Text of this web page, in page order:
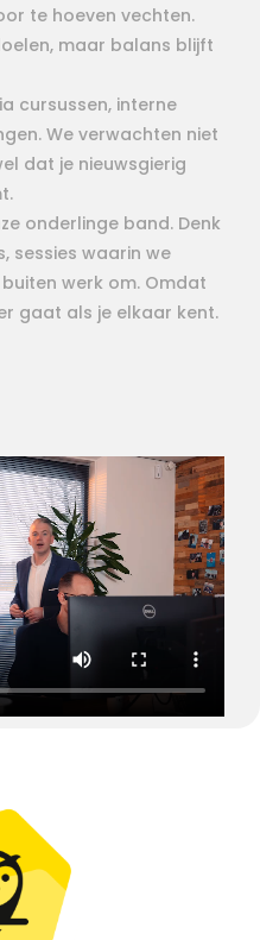
te hoeven vechten.
maar balans blijft
cursussen, interne
We verwachten niet
dat je nieuwsgierig
onderlinge band. Denk
sessies waarin we
werk om. Omdat
gaat als je elkaar kent.